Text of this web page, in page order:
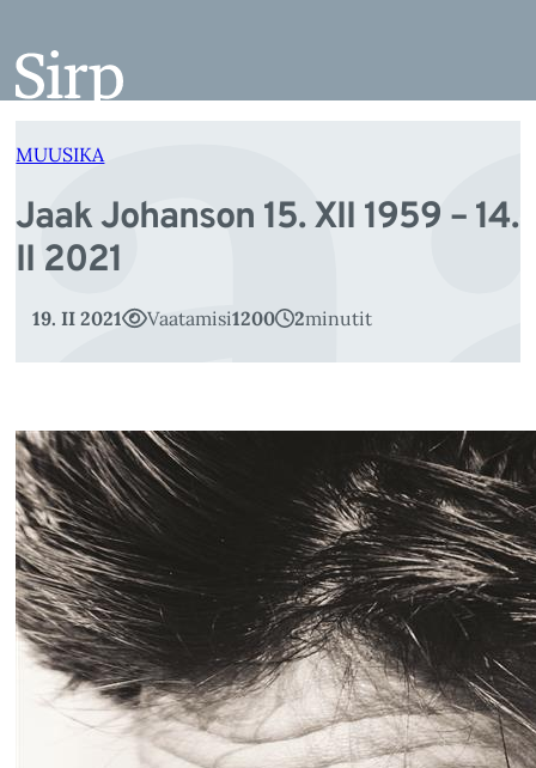
juurde
MUUSIKA
Jaak Johanson 15. XII 1959 – 14.
II 2021
19. II 2021 Vaatamisi1200 2minutit